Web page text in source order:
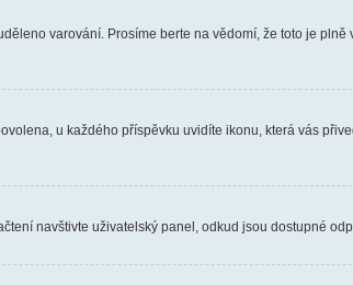
varování. Prosíme berte na vědomí, že toto je
u každého příspěvku uvidíte ikonu, která vás
navštivte uživatelský panel, odkud jsou dostupné